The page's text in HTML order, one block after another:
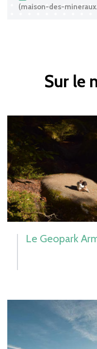
maison-des-
Sur le
Le Geopark